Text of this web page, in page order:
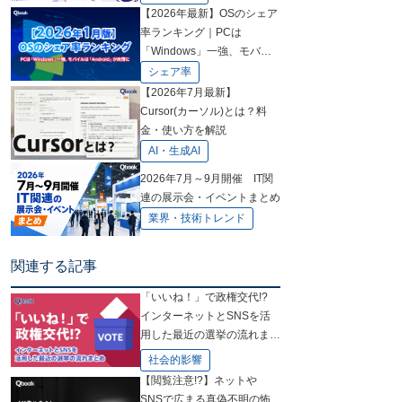
【2026年最新】OSのシェア
率ランキング｜PCは
「Windows」一強、モバイ
ルは「Android」が肉薄に
シェア率
【2026年7月最新】
Cursor(カーソル)とは？料
金・使い方を解説
AI・生成AI
2026年7月～9月開催 IT関
連の展示会・イベントまとめ
業界・技術トレンド
関連する記事
「いいね！」で政権交代!?
インターネットとSNSを活
用した最近の選挙の流れまと
め社会的影響
【閲覧注意!?】ネットや
SNSで広まる真偽不明の怖